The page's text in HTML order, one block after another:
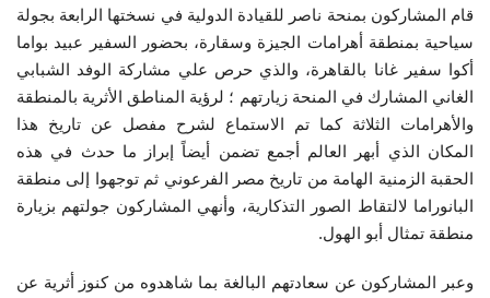
إرث جمال عبدالناصر
أخبار
شروط وأحكام منحة ناصر للقيادة الدولية
منحة ناصر للقيادة الدولية
قام المشاركون بمنحة ناصر للقيادة الدولية في نسختها الرابعة بجولة
سياحية بمنطقة أهرامات الجيزة وسقارة، بحضور السفير عبيد بواما
أكوا سفير غانا بالقاهرة، والذي حرص علي مشاركة الوفد الشبابي
الغاني المشارك في المنحة زيارتهم ؛ لرؤية المناطق الأثرية بالمنطقة
والأهرامات الثلاثة كما تم الاستماع لشرح مفصل عن تاريخ هذا
المكان الذي أبهر العالم أجمع تضمن أيضاً إبراز ما حدث في هذه
الحقبة الزمنية الهامة من تاريخ مصر الفرعوني ثم توجهوا إلى منطقة
البانوراما لالتقاط الصور التذكارية، وأنهي المشاركون جولتهم بزيارة
منطقة تمثال أبو الهول.
وعبر المشاركون عن سعادتهم البالغة بما شاهدوه من كنوز أثرية عن